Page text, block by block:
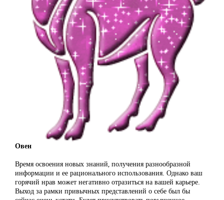
Овен
Время освоения новых знаний, получения разнообразной
информации и ее рационального использования. Однако ваш
горячий нрав может негативно отразиться на вашей карьере.
Выход за рамки привычных представлений о себе был бы